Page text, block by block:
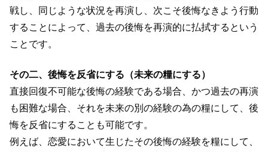
戦し、同じような状況を再演し、次こそ後悔なきよう行動
することによって、過去の後悔を再演的に払拭するという
ことです。
その二、後悔を反省にする（未来の糧にする）
直接回復不可能な後悔の経験である場合、かつ過去の再演
も困難な場合、それを未来の別の経験の為の糧にして、後
悔を反省にすることも可能です。
例えば、恋愛において生じたその後悔の経験を糧にして、